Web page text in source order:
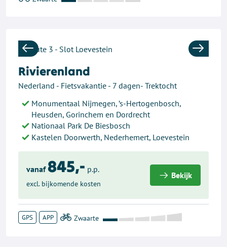
Previous Next
Rivierenland
Nederland - Fietsvakantie - 7 dagen- Trektocht
Monumentaal Nijmegen, ’s-Hertogenbosch,
Heusden, Gorinchem en Dordrecht
Nationaal Park De Biesbosch
Kastelen Doorwerth, Nederhemert, Loevestein
vanaf 845,- p.p.
excl. bijkomende kosten
Bekijk
GPS APP